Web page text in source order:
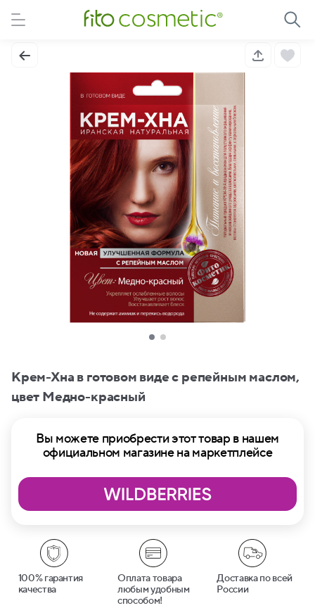
Крем-Хна в готовом виде с репейным маслом,
цвет Медно-красный
Вы можете приобрести этот товар в нашем
официальном магазине на маркетплейсе
100% гарантия
качества
Оплата товара
любым удобным
способом!
Доставка по всей
России